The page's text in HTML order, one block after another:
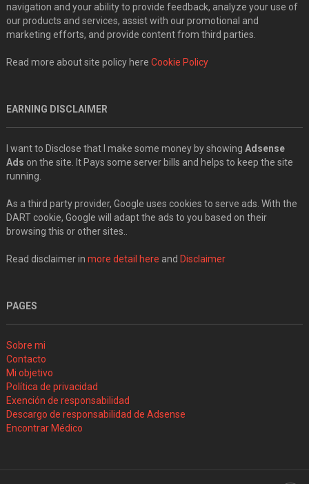
navigation and your ability to provide feedback, analyze your use of
our products and services, assist with our promotional and
marketing efforts, and provide content from third parties.
Read more about site policy here Cookie Policy
EARNING DISCLAIMER
I want to Disclose that I make some money by showing Adsense
Ads on the site. It Pays some server bills and helps to keep the site
running.
As a third party provider, Google uses cookies to serve ads. With the
DART cookie, Google will adapt the ads to you based on their
browsing this or other sites..
Read disclaimer in more detail here and Disclaimer
PAGES
Sobre mi
Contacto
Mi objetivo
Política de privacidad
Exención de responsabilidad
Descargo de responsabilidad de Adsense
Encontrar Médico